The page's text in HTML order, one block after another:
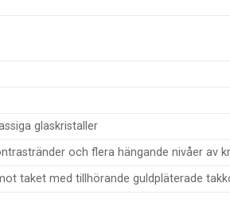
glaskristaller
och flera hängande nivåer av
taket med tillhörande guldpläterade